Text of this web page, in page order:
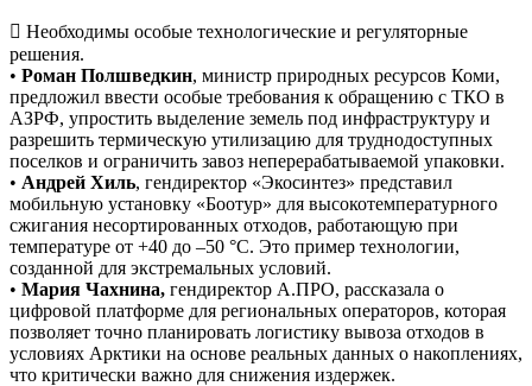
 Необходимы особые технологические и регуляторные
решения.
• Роман Полшведкин, министр природных ресурсов Коми,
предложил ввести особые требования к обращению с ТКО в
АЗРФ, упростить выделение земель под инфраструктуру и
разрешить термическую утилизацию для труднодоступных
поселков и ограничить завоз неперерабатываемой упаковки.
• Андрей Хиль, гендиректор «Экосинтез» представил
мобильную установку «Боотур» для высокотемпературного
сжигания несортированных отходов, работающую при
температуре от +40 до –50 °С. Это пример технологии,
созданной для экстремальных условий.
• Мария Чахнина, гендиректор А.ПРО, рассказала о
цифровой платформе для региональных операторов, которая
позволяет точно планировать логистику вывоза отходов в
условиях Арктики на основе реальных данных о накоплениях,
что критически важно для снижения издержек.